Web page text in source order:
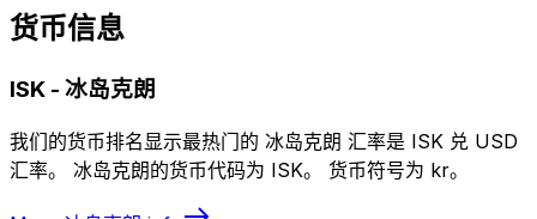
货币信息
ISK - 冰岛克朗
我们的货币排名显示最热门的 冰岛克朗 汇率是 ISK 兑 USD
汇率。 冰岛克朗的货币代码为 ISK。 货币符号为 kr。